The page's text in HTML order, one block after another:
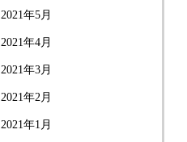
2021年5月
2021年4月
2021年3月
2021年2月
2021年1月